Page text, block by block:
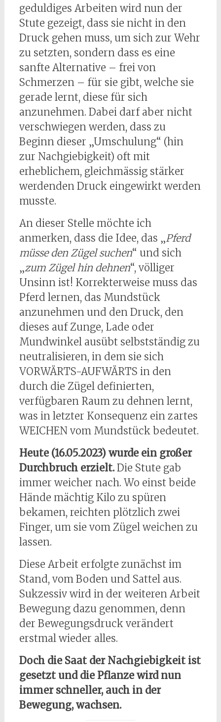
geduldiges Arbeiten wird nun der
Stute gezeigt, dass sie nicht in den
Druck gehen muss, um sich zur Wehr
zu setzten, sondern dass es eine
sanfte Alternative – frei von
Schmerzen – für sie gibt, welche sie
gerade lernt, diese für sich
anzunehmen. Dabei darf aber nicht
verschwiegen werden, dass zu
Beginn dieser „Umschulung“ (hin
zur Nachgiebigkeit) oft mit
erheblichem, gleichmässig stärker
werdenden Druck eingewirkt werden
musste.
An dieser Stelle möchte ich
anmerken, dass die Idee, das „ Pferd
müsse den Zügel suchen“ und sich
„zum Zügel hin dehnen“, völliger
Unsinn ist! Korrekterweise muss das
Pferd lernen, das Mundstück
anzunehmen und den Druck, den
dieses auf Zunge, Lade oder
Mundwinkel ausübt selbstständig zu
neutralisieren, in dem sie sich
VORWÄRTS-AUFWÄRTS in den
durch die Zügel definierten,
verfügbaren Raum zu dehnen lernt,
was in letzter Konsequenz ein zartes
WEICHEN vom Mundstück bedeutet.
Heute (16.05.2023) wurde ein großer
Durchbruch erzielt.Die Stute gab
immer weicher nach. Wo einst beide
Hände mächtig Kilo zu spüren
bekamen, reichten plötzlich zwei
Finger, um sie vom Zügel weichen zu
lassen.
Diese Arbeit erfolgte zunächst im
Stand, vom Boden und Sattel aus.
Sukzessiv wird in der weiteren Arbeit
Bewegung dazu genommen, denn
der Bewegungsdruck verändert
erstmal wieder alles.
Doch die Saat der Nachgiebigkeit ist
gesetzt und die Pflanze wird nun
immer schneller, auch in der
Bewegung, wachsen.